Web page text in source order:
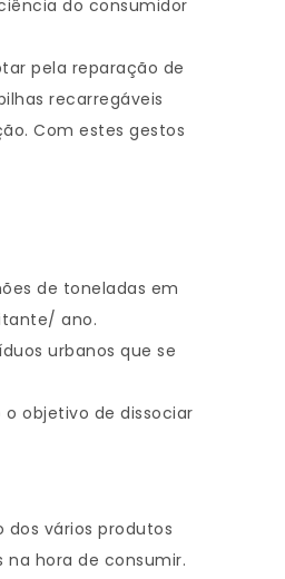
do consumidor
pela reparação de
recarregáveis
Com estes gestos
de toneladas em
ano.
urbanos que se
objetivo de dissociar
dos vários produtos
hora de consumir.